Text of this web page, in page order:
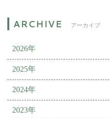
アーカイブ
2026年
2025年
2024年
2023年